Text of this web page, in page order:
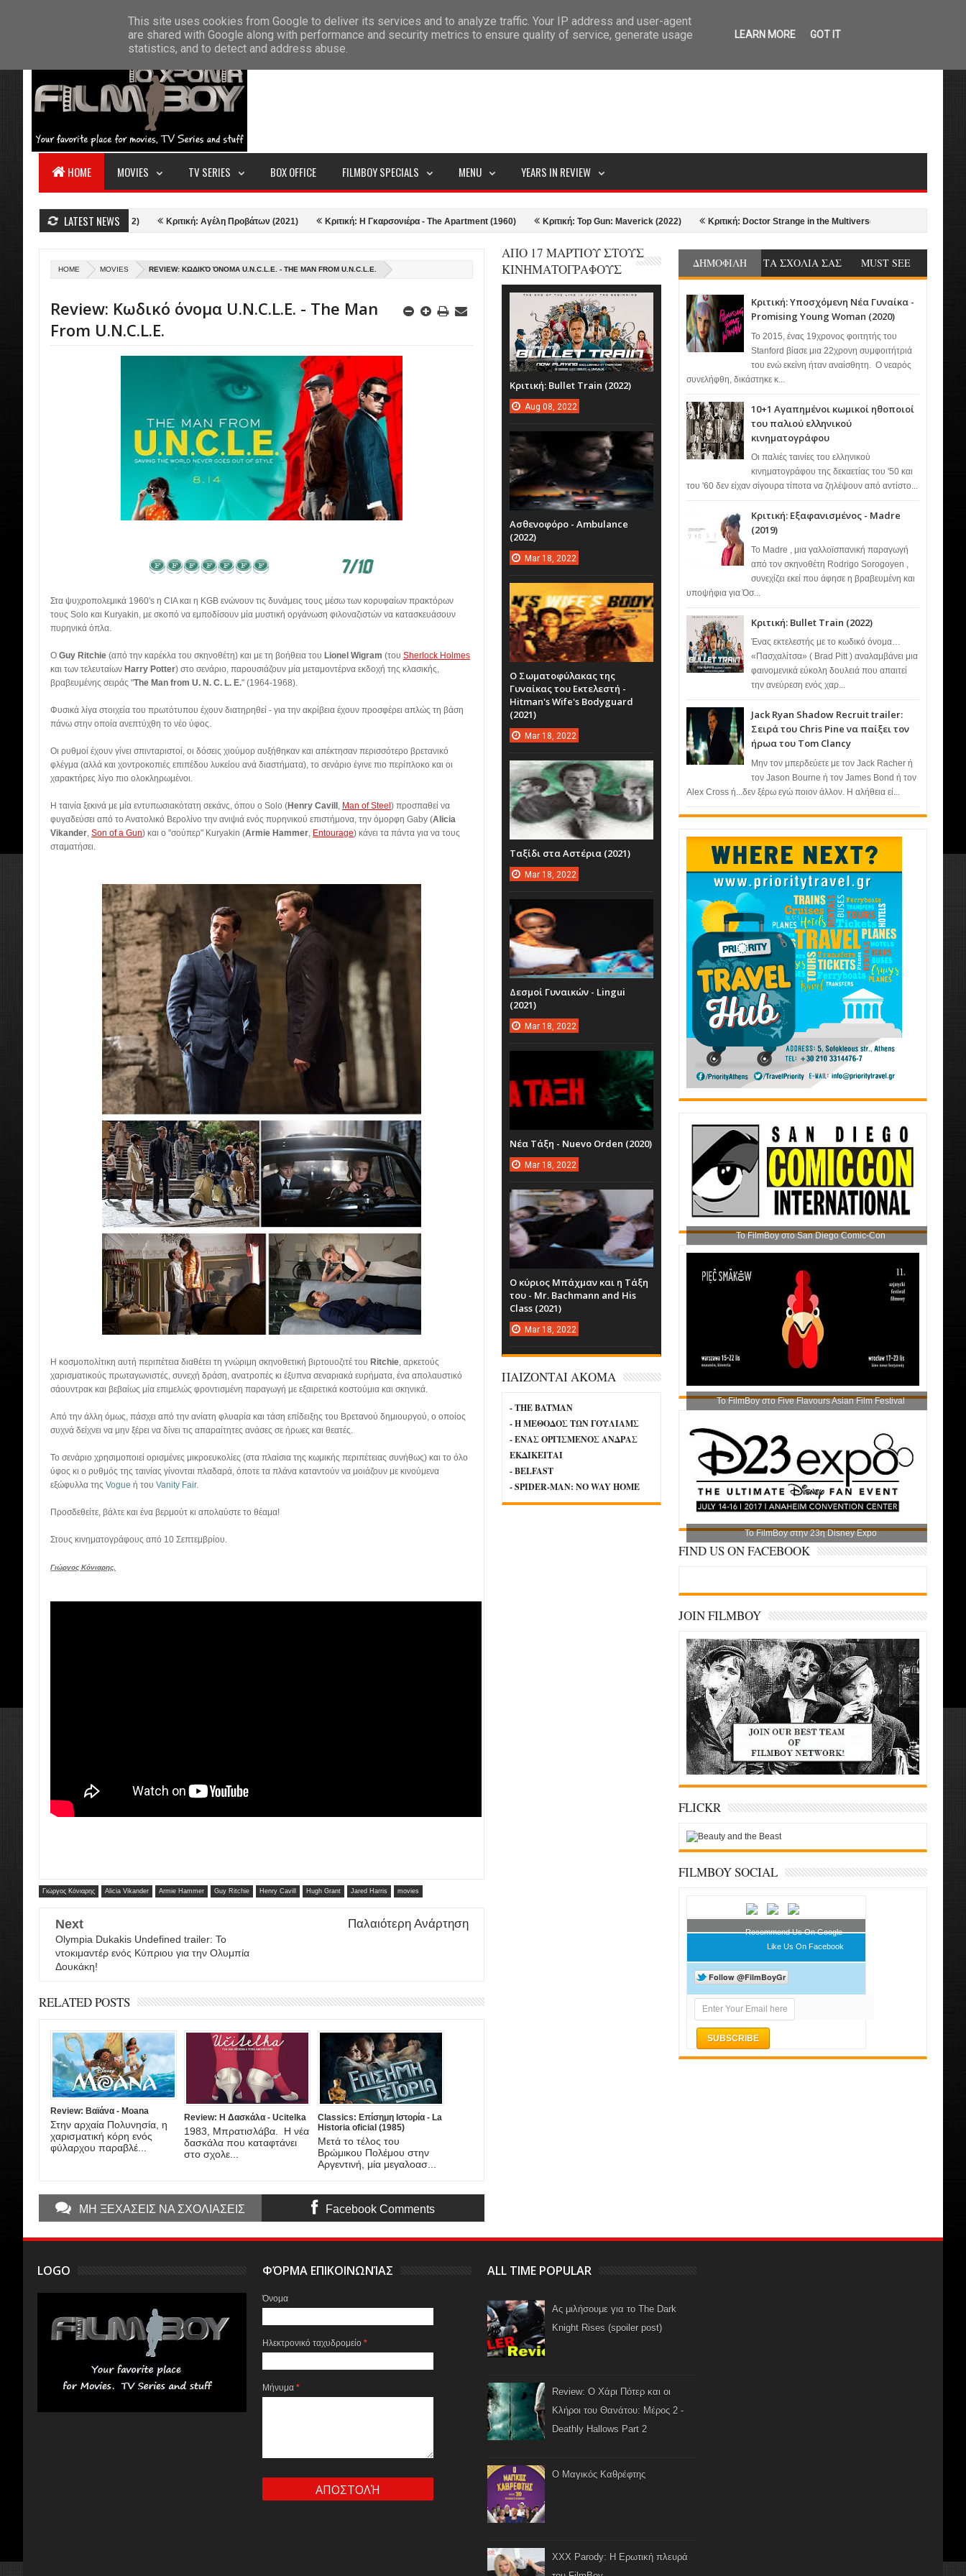
HOME ABOUT US CONTACT SITEMAP
HOME MOVIES TV SERIES BOX OFFICE FILMBOY SPECIALS MENU YEARS IN REVIEW
LATEST NEWS
and Thunder (2022) Κριτική: Αγέλη Προβάτων (2021) Κριτική: Η Γκαρσονιέρα - The Apartment (1960) Κριτική: Top Gun: Maverick (2022) Κριτική: Doctor Strange in the Multiverse of Madness (2022)
HOME MOVIES REVIEW: ΚΩΔΙΚΌ ΌΝΟΜΑ U.N.C.L.E. - THE MAN FROM U.N.C.L.E.
Review: Κωδικό όνομα U.N.C.L.E. - The Man
From U.N.C.L.E.
Στα ψυχροπολεμικά 1960's η CIA και η KGB ενώνουν τις δυνάμεις τους μέσω των κορυφαίων πρακτόρων
τους Solo και Kuryakin, με σκοπό να εμποδίσουν μία μυστική οργάνωση φιλοναζιστών να κατασκευάσουν
πυρηνικά όπλα.
Ο Guy Ritchie (από την καρέκλα του σκηνοθέτη) και με τη βοήθεια του Lionel Wigram (του Sherlock Holmes
και των τελευταίων Harry Potter) στο σενάριο, παρουσιάζουν μία μεταμοντέρνα εκδοχή της κλασικής,
βραβευμένης σειράς "Τhe Man from U. N. C. L. E." (1964-1968).
Φυσικά λίγα στοιχεία του πρωτότυπου έχουν διατηρηθεί - για την ακρίβεια έχουν προσφέρει απλώς τη βάση
πάνω στην οποία ανεπτύχθη το νέο ύφος.
Οι ρυθμοί έχουν γίνει σπινταριστοί, οι δόσεις χιούμορ αυξήθηκαν και απέκτησαν περισσότερο βρετανικό
φλέγμα (αλλά και χοντροκοπιές επιπέδου λυκείου ανά διαστήματα), το σενάριο έγινε πιο περίπλοκο και οι
χαρακτήρες λίγο πιο ολοκληρωμένοι.
Η ταινία ξεκινά με μία εντυπωσιακότατη σεκάνς, όπου ο Solo (Henry Cavill Man of Steel) προσπαθεί να
φυγαδεύσει από το Ανατολικό Βερολίνο την ανιψιά ενός πυρηνικού επιστήμονα, την όμορφη Gaby (Alicia
Vikander Son of a Gun) και ο "σούπερ" Kuryakin (Armie Hammer Entourage) κάνει τα πάντα για να τους
σταματήσει.
Η κοσμοπολίτικη αυτή περιπέτεια διαθέτει τη γνώριμη σκηνοθετική βιρτουοζιτέ του Ritchie, αρκετούς
χαρισματικούς πρωταγωνιστές, συνεχή δράση, ανατροπές κι έξυπνα σεναριακά ευρήματα, ένα απολαυστικό
σάουντρακ και βεβαίως μία επιμελώς φροντισμένη παραγωγή με εξαιρετικά κοστούμια και σκηνικά.
Από την άλλη όμως, πάσχει από την ανίατη φλυαρία και τάση επίδειξης του Βρετανού δημιουργού, ο οποίος
συχνά δείχνει να μην ξέρει να δίνει τις απαραίτητες ανάσες σε ήρωες και θεατές.
Το σενάριο χρησιμοποιεί ορισμένες μικροευκολίες (στα πλαίσια της κωμικής περιπέτειας συνήθως) και το όλο
ύφος κι ο ρυθμός της ταινίας γίνονται πλαδαρά, όποτε τα πλάνα καταντούν να μοιάζουν με κινούμενα
εξώφυλλα της Vogue ή του Vanity Fair.
Προσδεθείτε, βάλτε και ένα βερμούτ κι απολαύστε το θέαμα!
Στους κινηματογράφους από 10 Σεπτεμβρίου.
Γιώργος Κόνιαρης.
Γιώργος Κόνιαρης Alicia Vikander Armie Hammer Guy Ritchie Henry Cavill Hugh Grant Jared Harris movies
Next
Olympia Dukakis Undefined trailer: Το
ντοκιμαντέρ ενός Κύπριου για την Ολυμπία
Δουκάκη!
Παλαιότερη Ανάρτηση
RELATED POSTS
Review: Βαϊάνα - Moana
Στην αρχαία Πολυνησία, η
χαρισματική κόρη ενός
φύλαρχου παραβλέ...
Review: Η Δασκάλα - Ucitelka
1983, Μπρατισλάβα. Η νέα
δασκάλα που καταφτάνει
στο σχολε...
Classics: Επίσημη Ιστορία - La
Historia oficial (1985)
Μετά το τέλος του
Βρώμικου Πολέμου στην
Αργεντινή, μία μεγαλοασ...
ΜΗ ΞΕΧΑΣΕΙΣ ΝΑ ΣΧΟΛΙΑΣΕΙΣ Facebook Comments
ΔΗΜΟΦΙΛΗ ΤΑ ΣΧΟΛΙΑ ΣΑΣ MUST SEE
Κριτική: Υποσχόμενη Νέα Γυναίκα -
Promising Young Woman (2020)
Το 2015, ένας 19χρονος φοιτητής του
Stanford βίασε μια 22χρονη συμφοιτήτριά
του ενώ εκείνη ήταν αναίσθητη. Ο νεαρός
συνελήφθη, δικάστηκε κ...
10+1 Αγαπημένοι κωμικοί ηθοποιοί
του παλιού ελληνικού
κινηματογράφου
Οι παλιές ταινίες του ελληνικού
κινηματογράφου της δεκαετίας του '50 και
του '60 δεν είχαν σίγουρα τίποτα να ζηλέψουν από αντίστο...
Κριτική: Εξαφανισμένος - Madre
(2019)
Το Madre , μια γαλλοϊσπανική παραγωγή
από τον σκηνοθέτη Rodrigo Sorogoyen ,
συνεχίζει εκεί που άφησε η βραβευμένη και
υποψήφια για Όσ...
Κριτική: Bullet Train (2022)
Ένας εκτελεστής με το κωδικό όνομα…
«Πασχαλίτσα» ( Brad Pitt ) αναλαμβάνει μια
φαινομενικά εύκολη δουλειά που απαιτεί
την ανεύρεση ενός χαρ...
Jack Ryan Shadow Recruit trailer:
Σειρά του Chris Pine να παίξει τον
ήρωα του Tom Clancy
Μην τον μπερδεύετε με τον Jack Racher ή
τον Jason Bourne ή τον James Bond ή τον
Alex Cross ή...δεν ξέρω εγώ ποιον άλλον. Η αλήθεια εί...
Το FilmBoy στο San Diego Comic-Con
Το FilmBoy στο Five Flavours Asian Film Festival
Το FilmBoy στην 23η Disney Expo
FIND US ON FACEBOOK
JOIN FILMBOY
FLICKR
FILMBOY SOCIAL
Recommend Us On Google
Like Us On Facebook
ΑΠΟ 17 ΜΑΡΤΙΟΥ ΣΤΟΥΣ
ΚΙΝΗΜΑΤΟΓΡΑΦΟΥΣ
Κριτική: Bullet Train (2022)
Aug 08, 2022
Ασθενοφόρο - Ambulance
(2022)
Mar 18, 2022
Ο Σωματοφύλακας της
Γυναίκας του Εκτελεστή -
Hitman's Wife's Bodyguard
(2021)
Mar 18, 2022
Ταξίδι στα Αστέρια (2021)
Mar 18, 2022
Δεσμοί Γυναικών - Lingui
(2021)
Mar 18, 2022
Νέα Τάξη - Nuevo Orden (2020)
Mar 18, 2022
Ο κύριος Μπάχμαν και η Τάξη
του - Mr. Bachmann and His
Class (2021)
Mar 18, 2022
ΠΑΙΖΟΝΤΑΙ ΑΚΟΜΑ
- THE BATMAN
- Η ΜΕΘΟΔΟΣ ΤΩΝ ΓΟΥΛΙΑΜΣ
- ΕΝΑΣ ΟΡΓΙΣΜΕΝΟΣ ΑΝΔΡΑΣ
ΕΚΔΙΚΕΙΤΑΙ
- BELFAST
- SPIDER-MAN: NO WAY HOME
LOGO ΦΌΡΜΑ ΕΠΙΚΟΙΝΩΝΊΑΣ
Όνομα
Ηλεκτρονικό ταχυδρομείο*
Μήνυμα*
ALL TIME POPULAR
Ας μιλήσουμε για το The Dark
Knight Rises (spoiler post)
Review: Ο Χάρι Πότερ και οι
Κλήροι του Θανάτου: Μέρος 2 -
Deathly Hallows Part 2
Ο Μαγικός Καθρέφτης
XXX Parody: Η Ερωτική πλευρά
This site uses cookies from Google to deliver its services and to analyze traffic. Your IP address and user-agent
are shared with Google along with performance and security metrics to ensure quality of service, generate usage
statistics, and to detect and address abuse.
LEARN MORE GOT IT